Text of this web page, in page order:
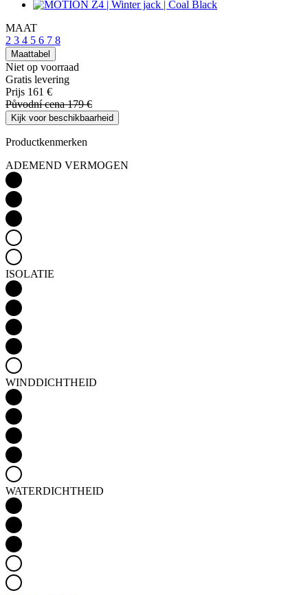
MAAT
2 3 4 5 6 7 8
Maattabel
Niet op voorraad
Gratis levering
Prijs 161 €
Původní cena179 €
Kijk voor beschikbaarheid
Productkenmerken
ADEMEND VERMOGEN
ISOLATIE
WINDDICHTHEID
WATERDICHTHEID